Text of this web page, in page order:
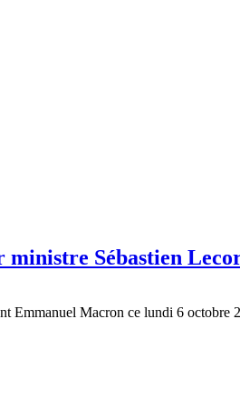
ministre Sébastien
Emmanuel Macron ce lundi 6